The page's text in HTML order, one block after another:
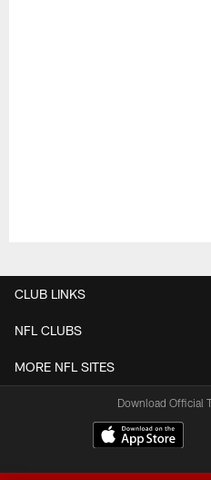
CLUB LINKS
NFL CLUBS
MORE NFL SITES
Download Official